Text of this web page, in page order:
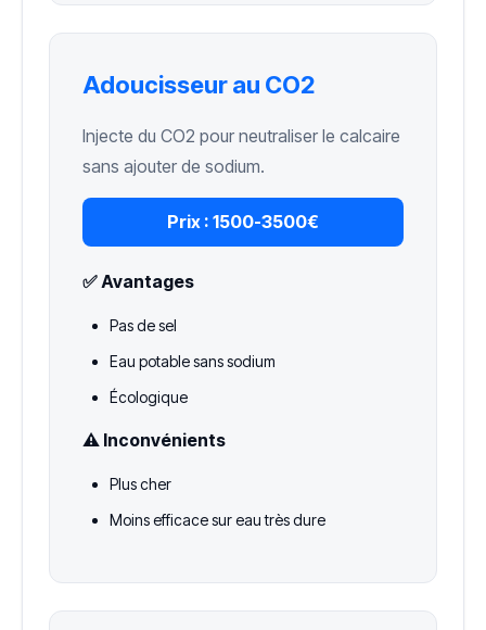
Adoucisseur au CO2
Injecte du CO2 pour neutraliser le calcaire
sans ajouter de sodium.
Prix : 1500-3500€
✅ Avantages
Pas de sel
Eau potable sans sodium
Écologique
⚠️ Inconvénients
Plus cher
Moins efficace sur eau très dure